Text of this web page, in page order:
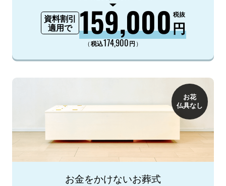
資料割引
適用で
159,000円
税抜
（税込174,900円 ）
お花
仏具なし
お金をかけないお葬式